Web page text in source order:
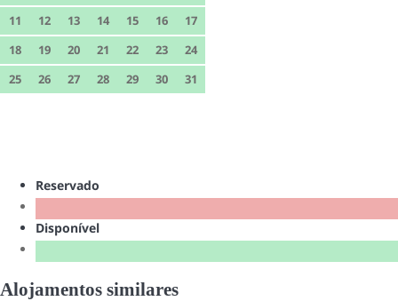
11
12 13 14 15 16
17
18
19 20 21 22 23
24
25
26 27 28 29 30 31
Reservado
Disponível
Alojamentos similares